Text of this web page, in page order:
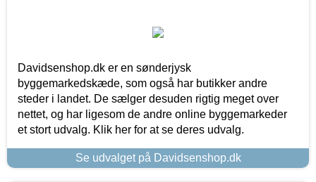
Davidsenshop.dk er en sønderjysk
byggemarkedskæde, som også har butikker andre
steder i landet. De sælger desuden rigtig meget over
nettet, og har ligesom de andre online byggemarkeder
et stort udvalg. Klik her for at se deres udvalg.
Se udvalget på Davidsenshop.dk